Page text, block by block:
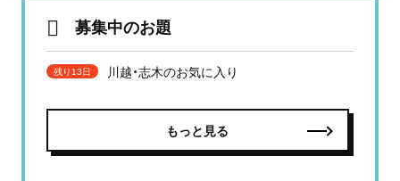
募集中のお題
残り13日 川越・志木のお気に入り
もっと見る